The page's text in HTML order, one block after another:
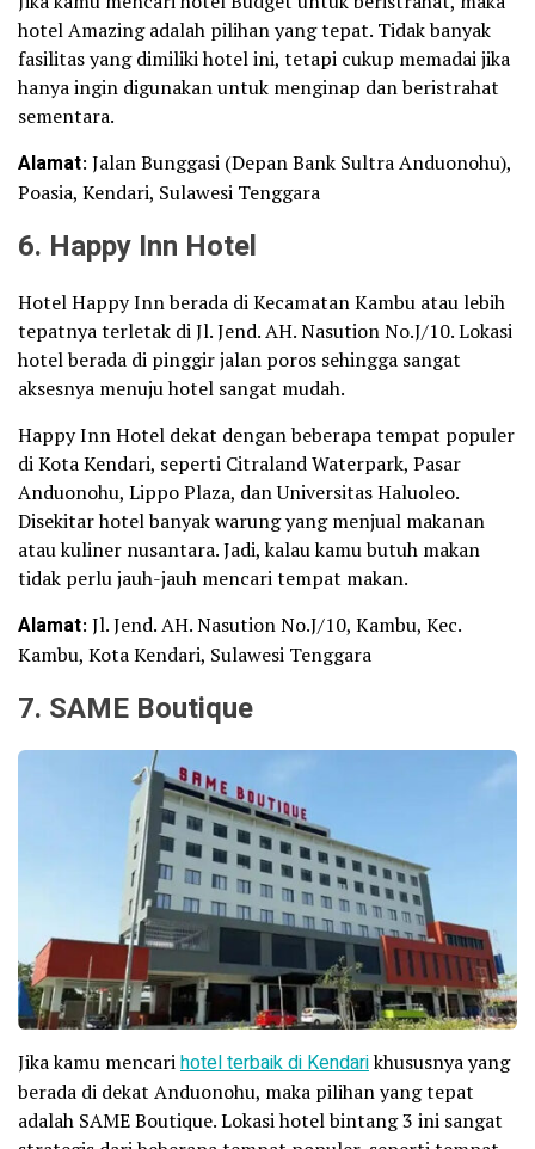
hotel Amazing adalah pilihan yang tepat. Tidak banyak
fasilitas yang dimiliki hotel ini, tetapi cukup memadai jika
hanya ingin digunakan untuk menginap dan beristrahat
sementara.
Alamat: Jalan Bunggasi (Depan Bank Sultra Anduonohu),
Poasia, Kendari, Sulawesi Tenggara
6. Happy Inn Hotel
Hotel Happy Inn berada di Kecamatan Kambu atau lebih
tepatnya terletak di Jl. Jend. AH. Nasution No.J/10. Lokasi
hotel berada di pinggir jalan poros sehingga sangat
aksesnya menuju hotel sangat mudah.
Happy Inn Hotel dekat dengan beberapa tempat populer
di Kota Kendari, seperti Citraland Waterpark, Pasar
Anduonohu, Lippo Plaza, dan Universitas Haluoleo.
Disekitar hotel banyak warung yang menjual makanan
atau kuliner nusantara. Jadi, kalau kamu butuh makan
tidak perlu jauh-jauh mencari tempat makan.
Alamat: Jl. Jend. AH. Nasution No.J/10, Kambu, Kec.
Kambu, Kota Kendari, Sulawesi Tenggara
7. SAME Boutique
Jika kamu mencarihotel terbaik di Kendarikhususnya yang
berada di dekat Anduonohu, maka pilihan yang tepat
adalah SAME Boutique. Lokasi hotel bintang 3 ini sangat